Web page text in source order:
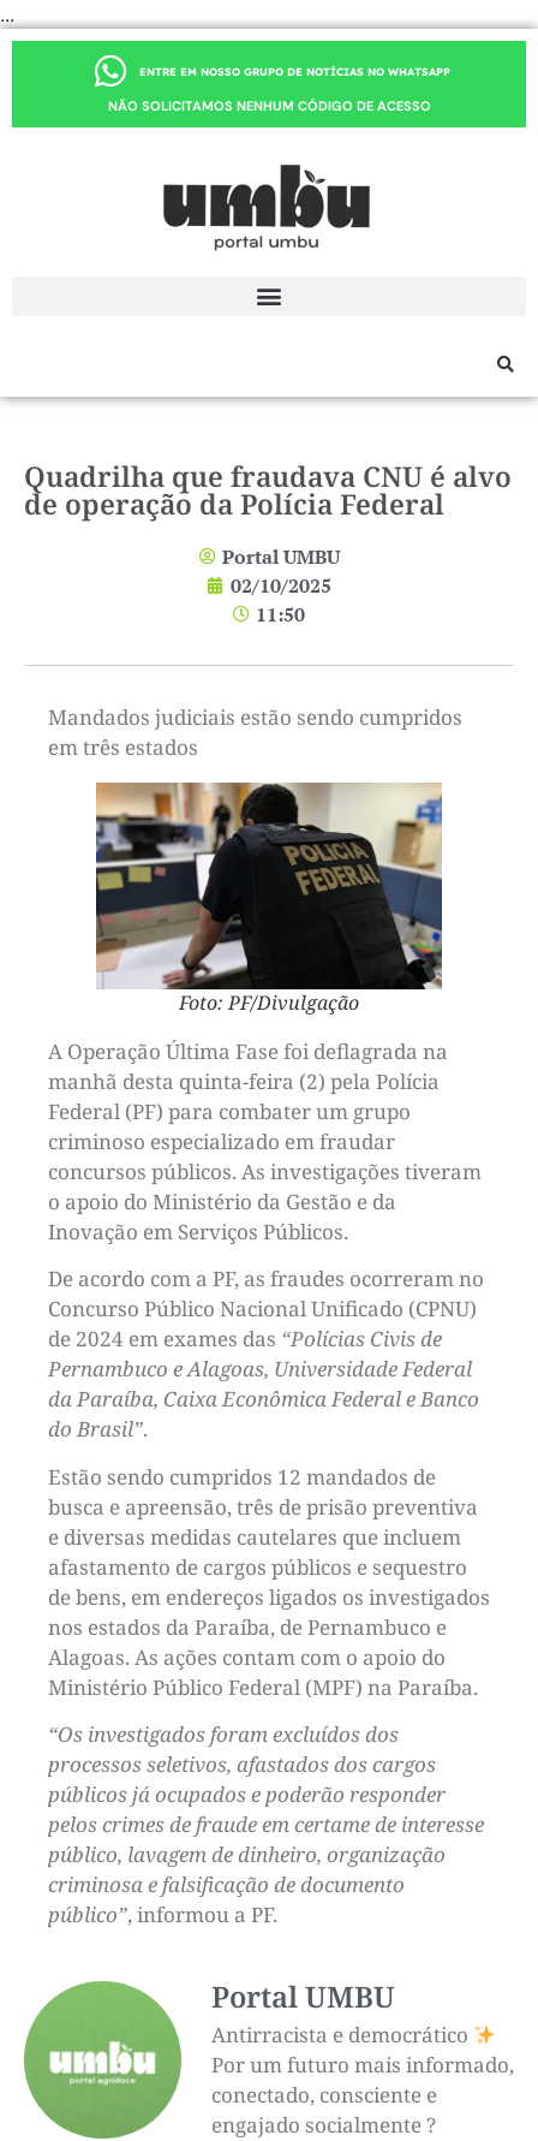
...
ENTRE EM NOSSO GRUPO DE NOTÍCIAS NO WHATSAPP
NÃO SOLICITAMOS NENHUM CÓDIGO DE ACESSO
Quadrilha que fraudava CNU é alvo
de operação da Polícia Federal
Portal UMBU
02/10/2025
11:50
Mandados judiciais estão sendo cumpridos
em três estados
Foto: PF/Divulgação
A Operação Última Fase foi deflagrada na
manhã desta quinta-feira (2) pela Polícia
Federal (PF) para combater um grupo
criminoso especializado em fraudar
concursos públicos. As investigações tiveram
o apoio do Ministério da Gestão e da
Inovação em Serviços Públicos.
De acordo com a PF, as fraudes ocorreram no
Concurso Público Nacional Unificado (CPNU)
de 2024 em exames das “Polícias Civis de
Pernambuco e Alagoas, Universidade Federal
da Paraíba, Caixa Econômica Federal e Banco
do Brasil”.
Estão sendo cumpridos 12 mandados de
busca e apreensão, três de prisão preventiva
e diversas medidas cautelares que incluem
afastamento de cargos públicos e sequestro
de bens, em endereços ligados os investigados
nos estados da Paraíba, de Pernambuco e
Alagoas. As ações contam com o apoio do
Ministério Público Federal (MPF) na Paraíba.
“Os investigados foram excluídos dos
processos seletivos, afastados dos cargos
públicos já ocupados e poderão responder
pelos crimes de fraude em certame de interesse
público, lavagem de dinheiro, organização
criminosa e falsificação de documento
público”, informou a PF.
Portal UMBU
Antirracista e democrático
Por um futuro mais informado,
conectado, consciente e
engajado socialmente ?